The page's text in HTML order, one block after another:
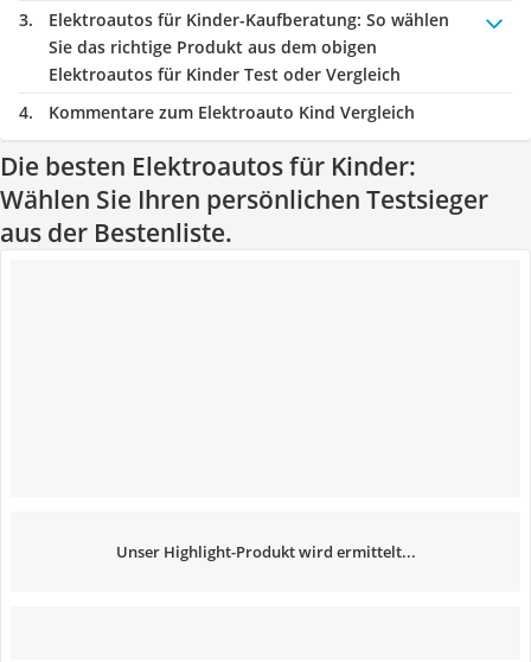
Elektroautos für Kinder-Kaufberatung: So wählen
Sie das richtige Produkt aus dem obigen
Elektroautos für Kinder Test oder Vergleich
Kommentare zum Elektroauto Kind Vergleich
Die besten Elektroautos für Kinder:
Wählen Sie Ihren persönlichen Testsieger
aus der Bestenliste.
Unser Highlight-Produkt wird ermittelt...